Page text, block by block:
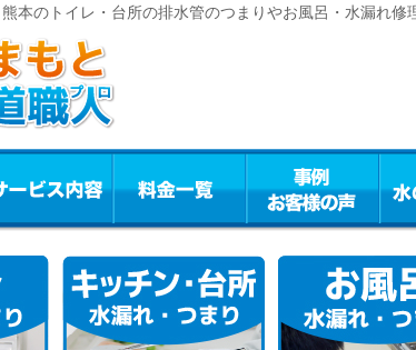
熊本のトイレ・台所の排水管のつまりやお風呂・水漏れ